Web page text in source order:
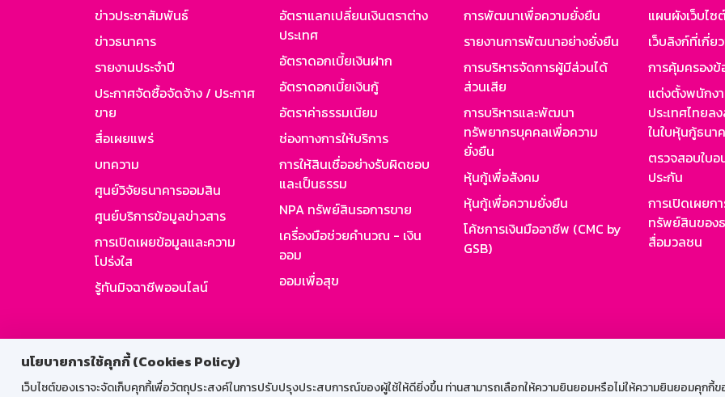
นโยบายการใช้คุกกี้ (Cookies Policy)
เว็บไซต์ของเราจะจัดเก็บคุกกี้เพื่อวัตถุประสงค์ในการปรับปรุงประสบการณ์ของผู้ใช้ให้ดียิ่งขึ้น ท่านสามารถเลือกให้ความยินยอมหรือไม่ให้ความยินยอมคุกกี้ข
ข่าวประชาสัมพันธ์
ข่าวธนาคาร
รายงานประจำปี
ประกาศจัดซื้อจัดจ้าง / ประกาศ
ขาย
สื่อเผยแพร่
บทความ
ศูนย์วิจัยธนาคารออมสิน
ศูนย์บริการข้อมูลข่าวสาร
การเปิดเผยข้อมูลและความ
โปร่งใส
รู้ทันมิจฉาชีพออนไลน์
อัตราแลกเปลี่ยนเงินตราต่าง
ประเทศ
อัตราดอกเบี้ยเงินฝาก
อัตราดอกเบี้ยเงินกู้
อัตราค่าธรรมเนียม
ช่องทางการให้บริการ
การให้สินเชื่ออย่างรับผิดชอบ
และเป็นธรรม
NPA ทรัพย์สินรอการขาย
เครื่องมือช่วยคำนวณ - เงิน
ออม
ออมเพื่อสุข
การพัฒนาเพื่อความยั่งยืน
รายงานการพัฒนาอย่างยั่งยืน
การบริหารจัดการผู้มีส่วนได้
ส่วนเสีย
การบริหารและพัฒนา
ทรัพยากรบุคคลเพื่อความ
ยั่งยืน
หุ้นกู้เพื่อสังคม
หุ้นกู้เพื่อความยั่งยืน
โค้ชการเงินมืออาชีพ (CMC by
GSB)
แผนผังเว็บไซ
เว็บลิงก์ที่เกี่ย
การคุ้มครอง
แต่งตั้งพนักง
ประเทศไทยล
ในใบหุ้นกู้ธนา
ตรวจสอบใบ
ประกัน
การเปิดเผยก
ทรัพย์สินของ
สื่อมวลชน